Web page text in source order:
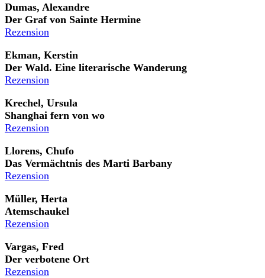
Dumas, Alexandre
Der Graf von Sainte Hermine
Rezension
Ekman, Kerstin
Der Wald. Eine literarische Wanderung
Rezension
Krechel, Ursula
Shanghai fern von wo
Rezension
Llorens, Chufo
Das Vermächtnis des Marti Barbany
Rezension
Müller, Herta
Atemschaukel
Rezension
Vargas, Fred
Der verbotene Ort
Rezension